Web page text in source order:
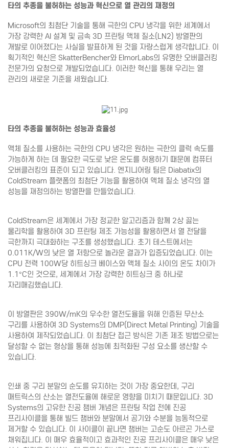
타의 추종을 불허하는 성능과 혁신으로 열 관리의 재정의
Microsoft의 최첨단 기술을 통해 극한의 CPU 냉각을 위한 세계에서
가장 강력한 AI 설계 및 금속 3D 프린팅 액체 질소(LN2) 방열판의
개발로 이어졌다는 사실을 발표하게 된 것을 자랑스럽게 생각합니다. 이
획기적인 혁신은 SkatterBencher와 ElmorLabs의 유명한 오버클러킹
전문가의 요청으로 개발되었습니다. 이러한 혁신을 통해 우리는 열
관리의 새로운 기준을 세웠습니다.
타의 추종을 불허하는 성능과 효율성
액체 질소를 사용하는 극한의 CPU 냉각은 원하는 극한의 클럭 속도를
가능하게 하는 데 필요한 극도로 낮은 온도를 허용하기 때문에 컴퓨터
오버클러킹의 표준이 되고 있습니다. 엔지니어링 팀은 Diabatix의
ColdStream 플랫폼의 최첨단 기능을 활용하여 액체 질소 냉각의 열
성능을 재정의하는 방열판을 만들었습니다.
ColdStream은 세계에서 가장 정교한 알고리즘과 함께 2상 끓는
물리학을 활용하여 3D 프린팅 제조 가능성을 활용하면서 열 전달을
극한까지 극대화하는 구조를 생성했습니다. 초기 테스트에서는
0.011K/W의 낮은 열 저항으로 놀라운 결과가 입증되었습니다. 이는
CPU 전력 100W당 히트싱크 베이스와 액체 질소 사이의 온도 차이가
1.1°C인 것으로, 세계에서 가장 강력한 히트싱크 중 하나로
자리매김했습니다.
이 방열판은 390W/mK의 우수한 열전도율을 위해 인증된 무산소
구리를 사용하여 3D Systems의 DMP(Direct Metal Printing) 기술을
사용하여 제작되었습니다. 이 최첨단 접근 방식은 기존 제조 방법으로는
달성할 수 없는 형상을 통해 성능에 최적화된 구성 요소를 생산할 수
있습니다.
인쇄 중 구리 분말의 순도를 유지하는 것이 가장 중요한데, 구리
매트릭스의 산소는 열전도율에 해로운 영향을 미치기 때문입니다. 3D
Systems의 고유한 진공 챔버 개념은 프린팅 작업 전에 진공
프리사이클을 통해 빌드 챔버와 분말에서 공기와 수분을 능동적으로
제거할 수 있습니다. 이 사이클이 끝나면 챔버는 고순도 아르곤 가스로
채워집니다. 이 매우 효율적이고 효과적인 진공 프리사이클은 매우 낮은